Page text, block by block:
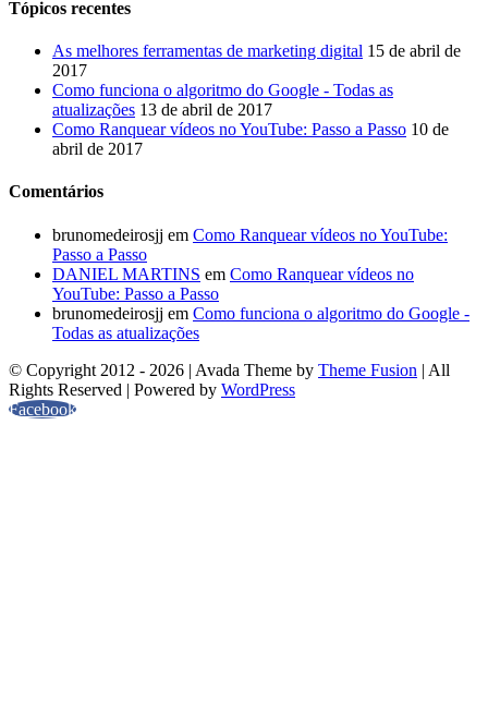
Tópicos recentes
As melhores ferramentas de marketing digital 15 de abril de
2017
Como funciona o algoritmo do Google - Todas as
atualizações 13 de abril de 2017
Como Ranquear vídeos no YouTube: Passo a Passo 10 de
abril de 2017
Comentários
brunomedeirosjj em Como Ranquear vídeos no YouTube:
Passo a Passo
DANIEL MARTINS em Como Ranquear vídeos no
YouTube: Passo a Passo
brunomedeirosjj em Como funciona o algoritmo do Google -
Todas as atualizações
© Copyright 2012 - 2026 | Avada Theme by Theme Fusion | All
Rights Reserved | Powered by WordPress
Facebook